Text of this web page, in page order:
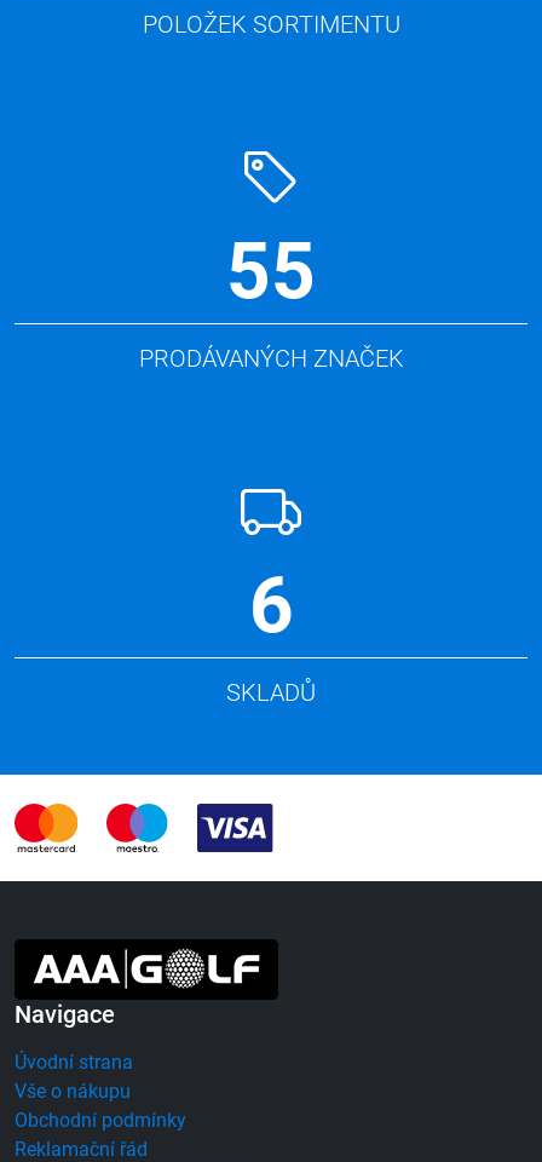
POLOŽEK SORTIMENTU
55
PRODÁVANÝCH ZNAČEK
6
SKLADŮ
Navigace
Úvodní strana
Vše o nákupu
Obchodní podmínky
Reklamační řád